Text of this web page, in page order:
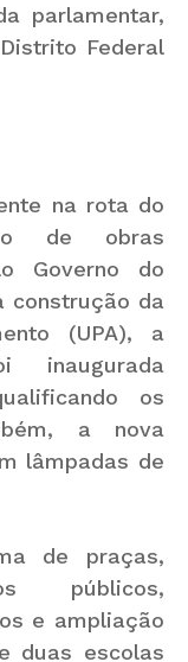
parlamentar,
Federal
na rota do
de obras
Governo do
construção da
(UPA), a
inaugurada
os
a nova
lâmpadas de
de praças,
públicos,
e ampliação
duas escolas